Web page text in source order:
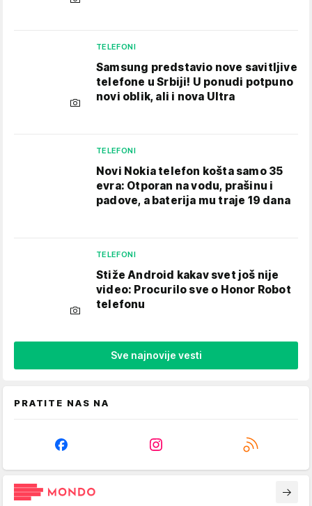
TELEFONI
Samsung predstavio nove savitljive
telefone u Srbiji! U ponudi potpuno
novi oblik, ali i nova Ultra
TELEFONI
Novi Nokia telefon košta samo 35
evra: Otporan na vodu, prašinu i
padove, a baterija mu traje 19 dana
TELEFONI
Stiže Android kakav svet još nije
video: Procurilo sve o Honor Robot
telefonu
Sve najnovije vesti
PRATITE NAS NA